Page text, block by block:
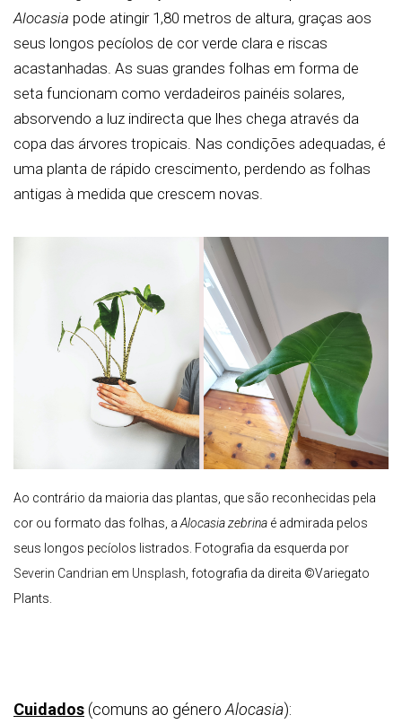
Alocasia pode atingir 1,80 metros de altura, graças aos
seus longos pecíolos de cor verde clara e riscas
acastanhadas. As suas grandes folhas em forma de
seta funcionam como verdadeiros painéis solares,
absorvendo a luz indirecta que lhes chega através da
copa das árvores tropicais. Nas condições adequadas, é
uma planta de rápido crescimento, perdendo as folhas
antigas à medida que crescem novas.
Ao contrário da maioria das plantas, que são reconhecidas pela
cor ou formato das folhas, aAlocasia zebrina é admirada pelos
seus longos pecíolos listrados. Fotografia da esquerda por
Severin Candrian em Unsplash, fotografia da direita ©Variegato
Plants.
Cuidados(comuns ao géneroAlocasia):